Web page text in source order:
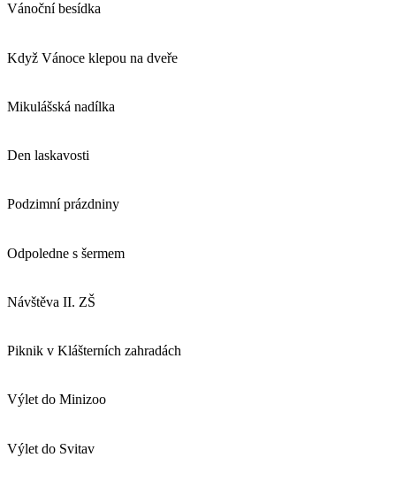
Vánoční besídka
Když Vánoce klepou na dveře
Mikulášská nadílka
Den laskavosti
Podzimní prázdniny
Odpoledne s šermem
Návštěva II. ZŠ
Piknik v Klášterních zahradách
Výlet do Minizoo
Výlet do Svitav